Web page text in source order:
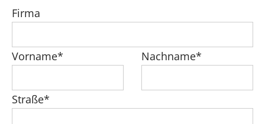
Firma
Vorname* Nachname*
Straße*